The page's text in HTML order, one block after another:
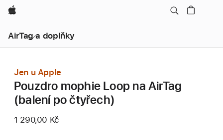
Apple
AirTag a doplňky
Jen u Apple
Pouzdro mophie Loop na AirTag
(balení po čtyřech)
1 290,00 Kč